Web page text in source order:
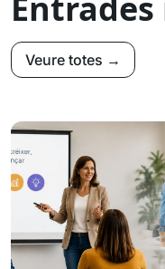
Veure totes →